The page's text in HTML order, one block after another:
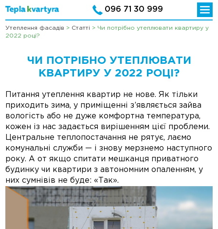
096 71 30 999
Утеплення фасадів > Статті > Чи потрібно утеплювати квартиру у
2022 році?
ЧИ ПОТРІБНО УТЕПЛЮВАТИ
КВАРТИРУ У 2022 РОЦІ?
Питання утеплення квартир не нове. Як тільки
приходить зима, у приміщенні з’являється зайва
вологість або не дуже комфортна температура,
кожен із нас задається вирішенням цієї проблеми.
Центральне теплопостачання не рятує, лаємо
комунальні служби — і знову мерзнемо наступного
року. А от якщо спитати мешканця приватного
будинку чи квартири з автономним опаленням, у
них сумнівів не буде: «Так».